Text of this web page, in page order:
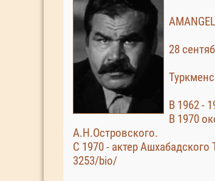
28
В 1962 -
В 1970
А.Н.Островского.
С 1970 - актер
3253/bio/